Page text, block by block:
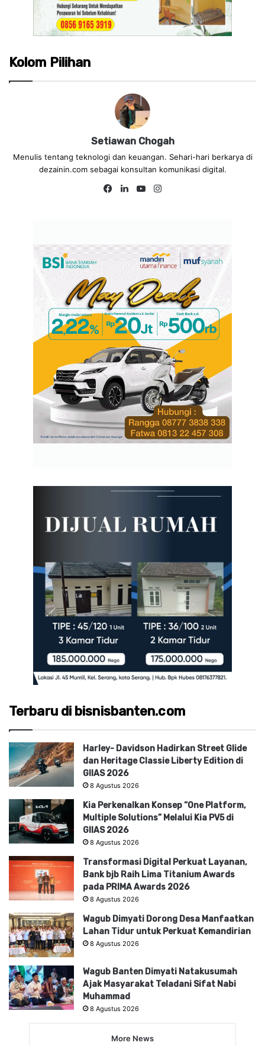
Kolom Pilihan
Setiawan Chogah
Menulis tentang teknologi dan keuangan. Sehari-hari berkarya di
dezainin.com sebagai konsultan komunikasi digital.
Fa
Lin
Yo
Terbaru di bisnisbanten.com
Harley- Davidson Hadirkan Street Glide
dan Heritage Classie Liberty Edition di
GIIAS 2026
8 Agustus 2026
Kia Perkenalkan Konsep “One Platform,
Multiple Solutions” Melalui Kia PV5 di
GIIAS 2026
8 Agustus 2026
Transformasi Digital Perkuat Layanan,
Bank bjb Raih Lima Titanium Awards
pada PRIMA Awards 2026
8 Agustus 2026
Wagub Dimyati Dorong Desa Manfaatkan
Lahan Tidur untuk Perkuat Kemandirian
8 Agustus 2026
Wagub Banten Dimyati Natakusumah
Ajak Masyarakat Teladani Sifat Nabi
Muhammad
8 Agustus 2026
More News